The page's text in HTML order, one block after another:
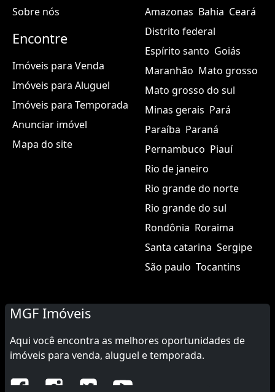
Sobre nós
Encontre
Imóveis para Venda
Imóveis para Aluguel
Imóveis para Temporada
Anunciar imóvel
Mapa do site
Amazonas Bahia Ceará
Distrito federal
Espírito santo Goiás
Maranhão Mato grosso
Mato grosso do sul
Minas gerais Pará
Paraíba Paraná
Pernambuco Piauí
Rio de janeiro
Rio grande do norte
Rio grande do sul
Rondônia Roraima
Santa catarina Sergipe
São paulo Tocantins
MGF Imóveis
Aqui você encontra as melhores oportunidades de
imóveis para venda, aluguel e temporada.